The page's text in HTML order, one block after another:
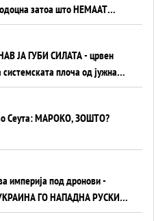
затоа што НЕМААТ
ГИ ЗАМЕНАТ
ЈА ГУБИ СИЛАТА - црвен
плоча од јужна
до Црното Море...
Сеута: МАРОКО, ЗОШТО?
империја под дронови -
ГО НАПАДНА РУСКИОТ